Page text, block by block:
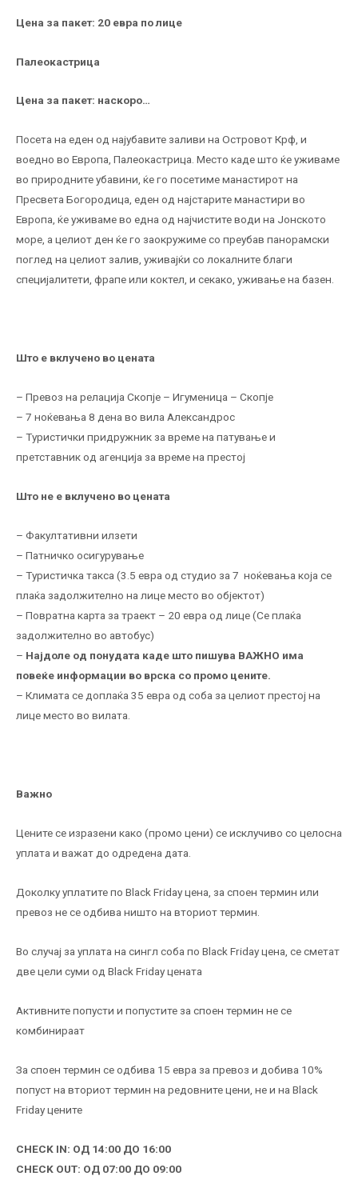
Цена за пакет: 20 евра по лице
Палеокастрица
Цена за пакет: наскоро…
Посета на еден од најубавите заливи на Островот Крф, и
воедно во Европа, Палеокастрица. Место каде што ќе уживаме
во природните убавини, ќе го посетиме манастирот на
Пресвета Богородица, еден од најстарите манастири во
Европа, ќе уживаме во една од најчистите води на Јонското
море, а целиот ден ќе го заокружиме со преубав панорамски
поглед на целиот залив, уживајќи со локалните благи
специјалитети, фрапе или коктел, и секако, уживање на базен.
Што е вклучено во цената
– Превоз на релација Скопје – Игуменица – Скопје
– 7 ноќевања 8 дена во вила Александрос
– Туристички придружник за време на патување и
претставник од агенција за време на престој
Што не е вклучено во цената
– Факултативни илзети
– Патничко осигурување
– Туристичка такса (3.5 евра од студио за 7 ноќевања која се
плаќа задолжително на лице место во објектот)
– Повратна карта за траект – 20 евра од лице (Се плаќа
задолжително во автобус)
– Најдоле од понудата каде што пишува ВАЖНО има
повеќе информации во врска со промо цените.
– Климата се доплаќа 35 евра од соба за целиот престој на
лице место во вилата.
Важно
Цените се изразени како (промо цени) се исклучиво со целосна
уплата и важат до одредена дата.
Доколку уплатите по Black Friday цена, за споен термин или
превоз не се одбива ништо на вториот термин.
Во случај за уплата на сингл соба по Black Friday цена, се сметат
две цели суми од Black Friday цената
Активните попусти и попустите за споен термин не се
комбинираат
За споен термин се одбива 15 евра за превоз и добива 10%
попуст на вториот термин на редовните цени, не и на Black
Friday цените
CHECK IN: ОД 14:00 ДО 16:00
CHECK OUT: ОД 07:00 ДО 09:00